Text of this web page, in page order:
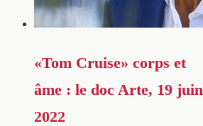
«Tom Cruise» corps et
âme : le doc Arte, 19 juin
2022